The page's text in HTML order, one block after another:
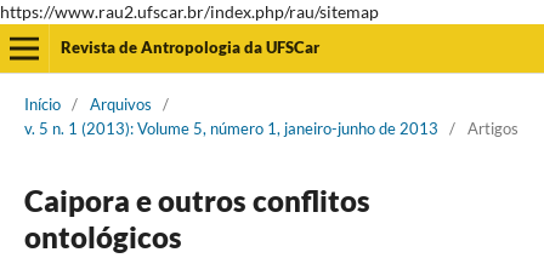
https://www.rau2.ufscar.br/index.php/rau/sitemap
Revista de Antropologia da UFSCar
Início / Arquivos
/
v. 5 n. 1 (2013): Volume 5, número 1, janeiro-junho de 2013
/ Artigos
Caipora e outros conflitos
ontológicos